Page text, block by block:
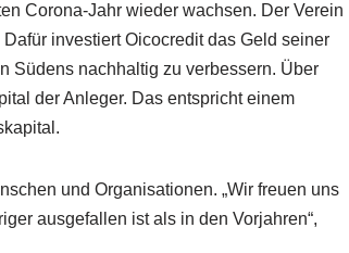
Corona-Jahr wieder wachsen. Der Verein
investiert Oicocredit das Geld seiner
Südens nachhaltig zu verbessern. Über
der Anleger. Das entspricht einem
und Organisationen. „Wir freuen uns
ausgefallen ist als in den Vorjahren“,